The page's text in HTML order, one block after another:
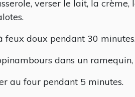
verser le lait, la
feux doux pendant 30
dans un
au four pendant 5 minutes.